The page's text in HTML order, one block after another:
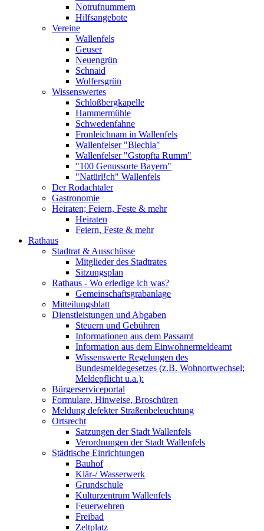
Notrufnummern
Hilfsangebote
Vereine
Wallenfels
Geuser
Neuengrün
Schnaid
Wolfersgrün
Wissenswertes
Schloßbergkapelle
Hammermühle
Schwedenfahne
Fronleichnam in Wallenfels
Wallenfelser "Blechla"
Wallenfelser "Gstopfta Rumm"
"100 Genussorte Bayern"
"Natürl!ch" Wallenfels
Der Rodachtaler
Gastronomie
Heiraten; Feiern, Feste & mehr
Heiraten
Feiern, Feste & mehr
Rathaus
Stadtrat & Ausschüsse
Mitglieder des Stadtrates
Sitzungsplan
Rathaus - Wo erledige ich was?
Gemeinschaftsgrabanlage
Mitteilungsblatt
Dienstleistungen und Abgaben
Steuern und Gebühren
Informationen aus dem Passamt
Information aus dem Einwohnermeldeamt
Wissenswerte Regelungen des
Bundesmeldegesetzes (z.B. Wohnortwechsel;
Meldepflicht u.a.):
Bürgerserviceportal
Formulare, Hinweise, Broschüren
Meldung defekter Straßenbeleuchtung
Ortsrecht
Satzungen der Stadt Wallenfels
Verordnungen der Stadt Wallenfels
Städtische Einrichtungen
Bauhof
Klär-/ Wasserwerk
Grundschule
Kulturzentrum Wallenfels
Feuerwehren
Freibad
Zeltplatz